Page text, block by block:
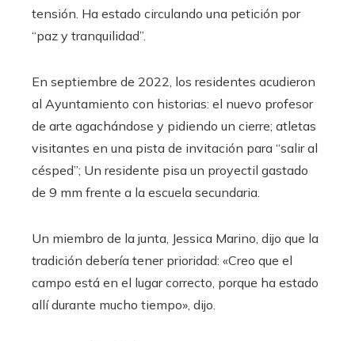
tensión. Ha estado circulando una petición por
“paz y tranquilidad”.
En septiembre de 2022, los residentes acudieron
al Ayuntamiento con historias: el nuevo profesor
de arte agachándose y pidiendo un cierre; atletas
visitantes en una pista de invitación para “salir al
césped”; Un residente pisa un proyectil gastado
de 9 mm frente a la escuela secundaria.
Un miembro de la junta, Jessica Marino, dijo que la
tradición debería tener prioridad: «Creo que el
campo está en el lugar correcto, porque ha estado
allí durante mucho tiempo», dijo.